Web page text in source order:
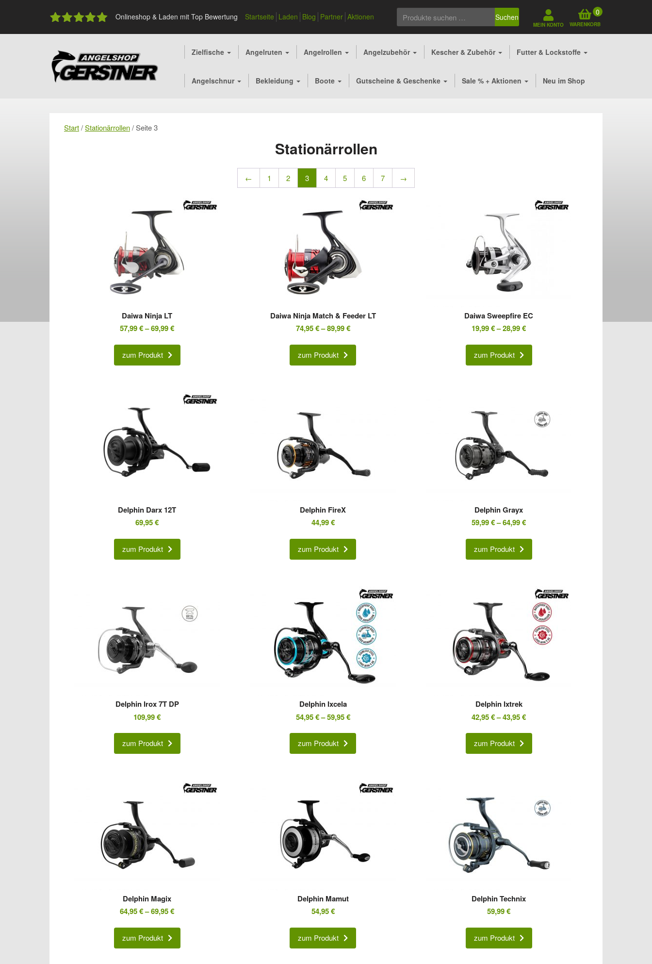
Onlineshop & Laden mit Top Bewertung Startseite Laden Blog Partner Aktionen
nach:
Suchen
MEIN KONTO
0
WARENKORB
Zielfische Angelruten Angelrollen Angelzubehör Kescher & Zubehör Futter & Lockstoffe
Angelschnur Bekleidung Boote Gutscheine & Geschenke Sale % + Aktionen Neu im Shop
Start/Stationärrollen/ Seite 3
Stationärrollen
← 1 2 3 4 5 6 7 →
Daiwa Ninja LT
57,99€–69,99€
zum Produkt
Daiwa Ninja Match & Feeder LT
74,95€–89,99€
zum Produkt
Daiwa Sweepfire EC
19,99€–28,99€
zum Produkt
Delphin Darx 12T
69,95€
zum Produkt
Delphin FireX
44,99€
zum Produkt
Delphin Grayx
59,99€–64,99€
zum Produkt
Delphin Irox 7T DP
109,99€
zum Produkt
Delphin Ixcela
54,95€–59,95€
zum Produkt
Delphin Ixtrek
42,95€–43,95€
zum Produkt
Delphin Magix
64,95€–69,95€
zum Produkt
Delphin Mamut
54,95€
zum Produkt
Delphin Technix
59,99€
zum Produkt